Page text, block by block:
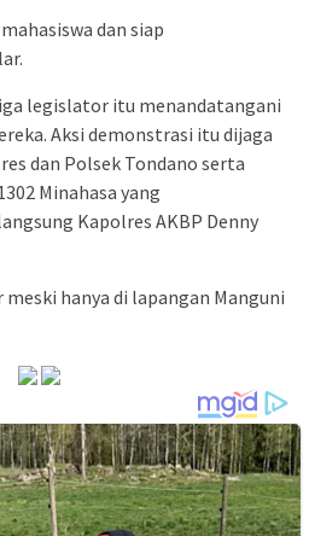
dan siap
legislator itu menandatangani
Aksi demonstrasi itu dijaga
dan Polsek Tondano serta
Minahasa yang
Kapolres AKBP Denny
hanya di lapangan Manguni